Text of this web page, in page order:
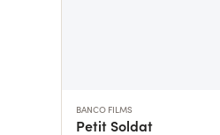
BANCO FILMS
Petit Soldat